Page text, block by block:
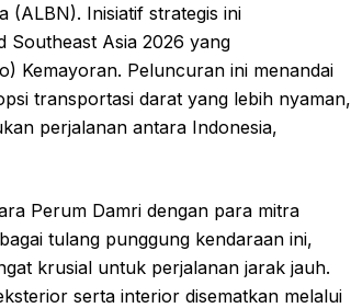
(ALBN). Inisiatif strategis ini
Southeast Asia 2026 yang
Kemayoran. Peluncuran ini menandai
transportasi darat yang lebih nyaman,
perjalanan antara Indonesia,
Perum Damri dengan para mitra
tulang punggung kendaraan ini,
krusial untuk perjalanan jarak jauh.
serta interior disematkan melalui